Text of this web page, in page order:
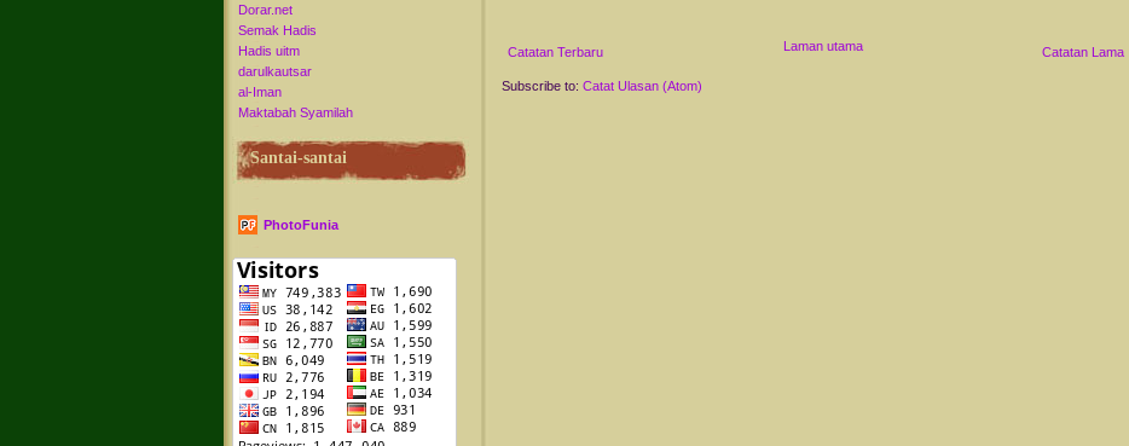
Dorar.net
Semak Hadis
Hadis uitm
darulkautsar
al-Iman
Maktabah Syamilah
Santai-santai
PhotoFunia
Catatan Terbaru Catatan Lama
Laman utama
Subscribe to: Catat Ulasan (Atom)